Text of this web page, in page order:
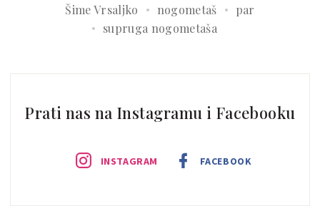
Šime Vrsaljko nogometaš
par
supruga nogometaša
Prati nas na Instagramu i Facebooku
INSTAGRAM FACEBOOK